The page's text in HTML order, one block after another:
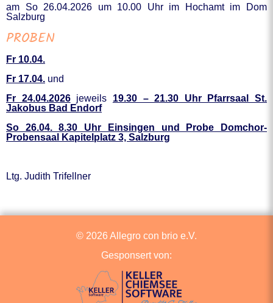
am So 26.04.2026 um 10.00 Uhr im Hochamt im Dom
Salzburg
PROBEN
Fr 10.04.
Fr 17.04. und
Fr 24.04.2026
jeweils 19.30 – 21.30 Uhr Pfarrsaal St.
Jakobus Bad Endorf
So 26.04. 8.30 Uhr Einsingen und Probe Domchor-
Probensaal Kapitelplatz 3, Salzburg
Ltg. Judith Trifellner
© 2026 Allegro con brio e.V.
Gesponsert von: